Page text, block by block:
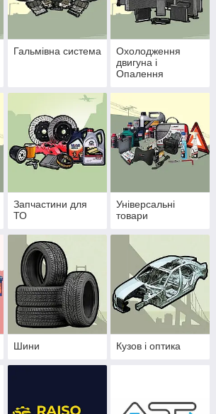
Гальмівна система
Охолодження
двигуна і
Опалення
Запчастини для
ТО
Універсальні
товари
Шини Кузов і оптика